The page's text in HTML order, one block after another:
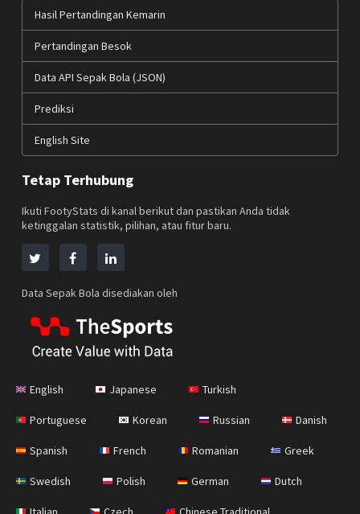
Hasil Pertandingan Kemarin
Pertandingan Besok
Data API Sepak Bola (JSON)
Prediksi
English Site
Tetap Terhubung
Ikuti FootyStats di kanal berikut dan pastikan Anda tidak
ketinggalan statistik, pilihan, atau fitur baru.
Data Sepak Bola disediakan oleh
English Japanese Turkish
Portuguese Korean Russian Danish
Spanish French Romanian Greek
Swedish Polish German Dutch